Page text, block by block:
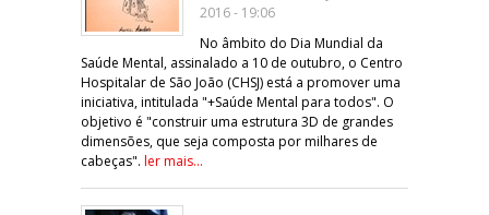
2016 - 19:06
No âmbito do Dia Mundial da
Saúde Mental, assinalado a 10 de outubro, o Centro
Hospitalar de São João (CHSJ) está a promover uma
iniciativa, intitulada "+Saúde Mental para todos". O
objetivo é "construir uma estrutura 3D de grandes
dimensões, que seja composta por milhares de
cabeças". ler mais...